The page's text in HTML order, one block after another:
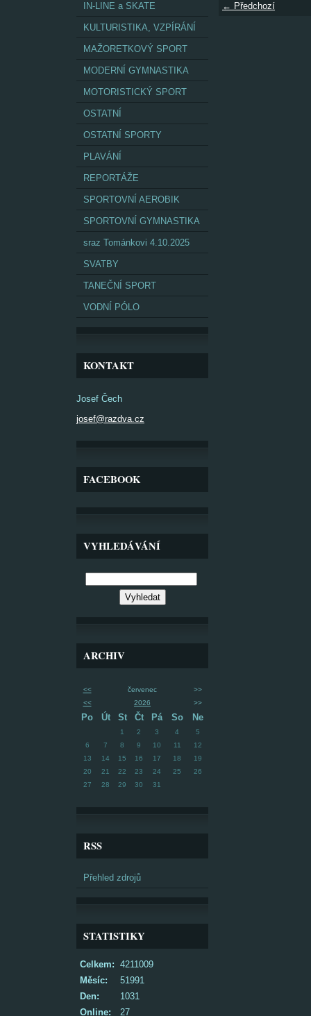
IN-LINE a SKATE
KULTURISTIKA, VZPÍRÁNÍ
MAŽORETKOVÝ SPORT
MODERNÍ GYMNASTIKA
MOTORISTICKÝ SPORT
OSTATNÍ
OSTATNÍ SPORTY
PLAVÁNÍ
REPORTÁŽE
SPORTOVNÍ AEROBIK
SPORTOVNÍ GYMNASTIKA
sraz Tománkovi 4.10.2025
SVATBY
TANEČNÍ SPORT
VODNÍ PÓLO
KONTAKT
Josef Čech
josef@razdva.cz
FACEBOOK
VYHLEDÁVÁNÍ
ARCHIV
<< červenec
>>
<<
2026 >>
Po Út St Čt Pá So Ne
1 2 3 4
5
6
7 8 9 10 11
12
13
14 15 16 17 18
19
20
21 22 23 24 25
26
27
28 29 30 31
RSS
Přehled zdrojů
STATISTIKY
Online: 27
Celkem: 4211009
Měsíc:
51991
Den:
1031
← Předchozí